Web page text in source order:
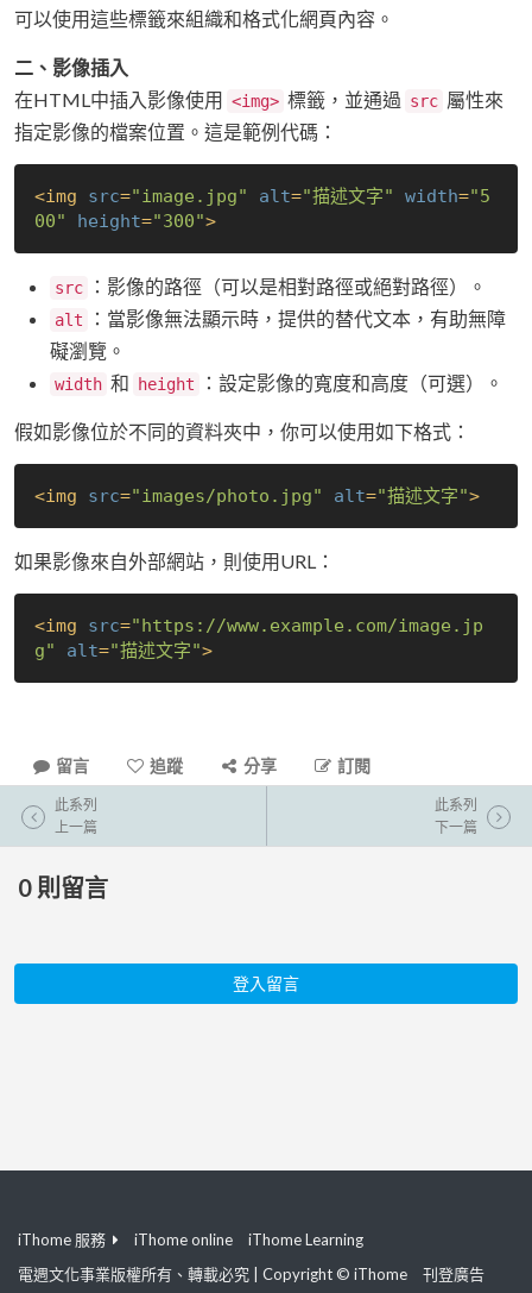
可以使用這些標籤來組織和格式化網頁內容。
二、影像插入
在HTML中插入影像使用
<img> 標籤，並通過 src 屬性來
指定影像的檔案位置。這是範例代碼：
<img src="image.jpg" alt="描述文字" width="5
00"
height="300">
src ：影像的路徑（可以是相對路徑或絕對路徑）。
alt
：當影像無法顯示時，提供的替代文本，有助無障
礙瀏覽。
width 和 height ：設定影像的寬度和高度（可選）。
假如影像位於不同的資料夾中，你可以使用如下格式：
<img src="images/photo.jpg" alt="描述文字">
如果影像來自外部網站，則使用URL：
<img src="https://www.example.com/image.jp
g"
alt="描述文字">
留言 追蹤 分享 訂閱
此系列
上一篇
此系列
下一篇
0 則留言
登入留言
iThome 服務 iThome online
iThome Learning
電週文化事業版權所有、轉載必究 | Copyright © iThome
刊登廣告